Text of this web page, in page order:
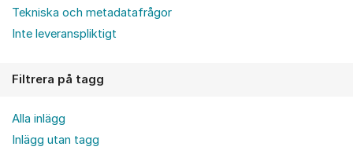
Tekniska och metadatafrågor
Inte leveranspliktigt
Filtrera på tagg
Alla inlägg
Inlägg utan tagg